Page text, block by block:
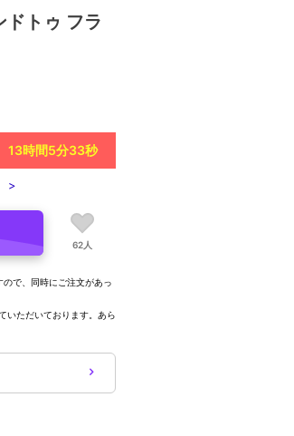
ドトゥ フラ
13時間5分32秒
>
62人
で、同時にご注文があっ
いただいております。あら